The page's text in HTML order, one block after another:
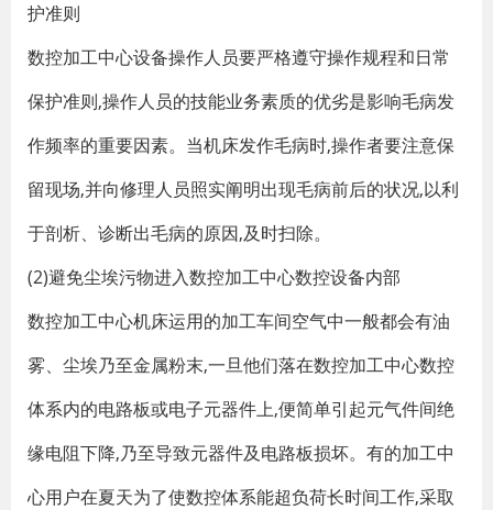
护准则
数控加工中心设备操作人员要严格遵守操作规程和日常
保护准则,操作人员的技能业务素质的优劣是影响毛病发
作频率的重要因素。当机床发作毛病时,操作者要注意保
留现场,并向修理人员照实阐明出现毛病前后的状况,以利
于剖析、诊断出毛病的原因,及时扫除。
(2)避免尘埃污物进入数控加工中心数控设备内部
数控加工中心机床运用的加工车间空气中一般都会有油
雾、尘埃乃至金属粉末,一旦他们落在数控加工中心数控
体系内的电路板或电子元器件上,便简单引起元气件间绝
缘电阻下降,乃至导致元器件及电路板损坏。有的加工中
心用户在夏天为了使数控体系能超负荷长时间工作,采取